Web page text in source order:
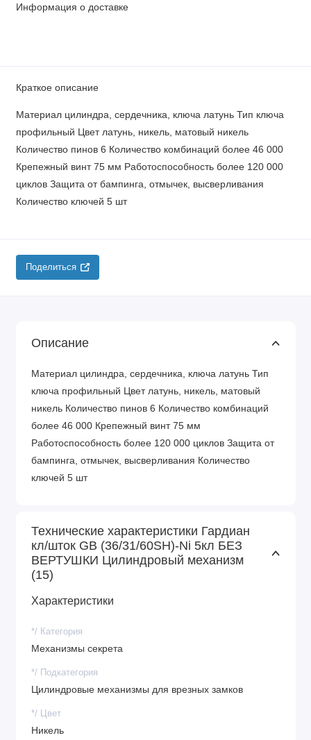
Информация о доставке
Краткое описание
Материал цилиндра, сердечника, ключа латунь Тип ключа
профильный Цвет латунь, никель, матовый никель
Количество пинов 6 Количество комбинаций более 46 000
Крепежный винт 75 мм Работоспособность более 120 000
циклов Защита от бампинга, отмычек, высверливания
Количество ключей 5 шт
Поделиться
Описание
Материал цилиндра, сердечника, ключа латунь Тип
ключа профильный Цвет латунь, никель, матовый
никель Количество пинов 6 Количество комбинаций
более 46 000 Крепежный винт 75 мм
Работоспособность более 120 000 циклов Защита от
бампинга, отмычек, высверливания Количество
ключей 5 шт
Технические характеристики Гардиан
кл/шток GB (36/31/60SH)-Ni 5кл БЕЗ
ВЕРТУШКИ Цилиндровый механизм
(15)
Характеристики
*/ Категория
Механизмы секрета
*/ Подкатегория
Цилиндровые механизмы для врезных замков
*/ Цвет
Никель